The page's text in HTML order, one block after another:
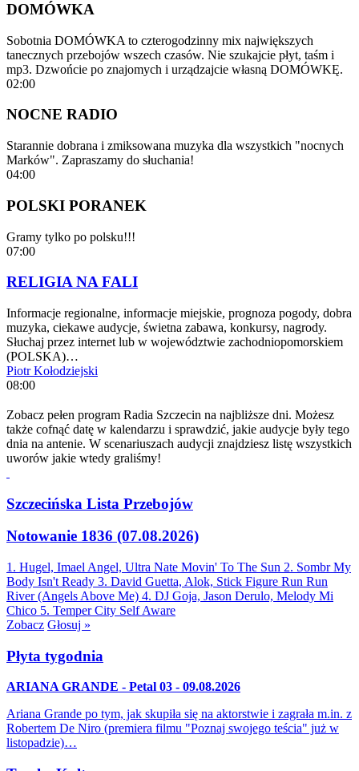
DOMÓWKA
Sobotnia DOMÓWKA to czterogodzinny mix największych
tanecznych przebojów wszech czasów. Nie szukajcie płyt, taśm i
mp3. Dzwońcie po znajomych i urządzajcie własną DOMÓWKĘ.
02:00
NOCNE RADIO
Starannie dobrana i zmiksowana muzyka dla wszystkich "nocnych
Marków". Zapraszamy do słuchania!
04:00
POLSKI PORANEK
Gramy tylko po polsku!!!
07:00
RELIGIA NA FALI
Informacje regionalne, informacje miejskie, prognoza pogody, dobra
muzyka, ciekawe audycje, świetna zabawa, konkursy, nagrody.
Słuchaj przez internet lub w województwie zachodniopomorskiem
(POLSKA)…
Piotr Kołodziejski
08:00
Zobacz pełen program Radia Szczecin na najbliższe dni. Możesz
także cofnąć datę w kalendarzu i sprawdzić, jakie audycje były tego
dnia na antenie. W scenariuszach audycji znajdziesz listę wszystkich
uworów jakie wtedy graliśmy!
Szczecińska Lista Przebojów
Notowanie 1836 (07.08.2026)
1. Hugel, Imael Angel, Ultra Nate Movin' To The Sun 2. Sombr My
Body Isn't Ready 3. David Guetta, Alok, Stick Figure Run Run
River (Angels Above Me) 4. DJ Goja, Jason Derulo, Melody Mi
Chico 5. Temper City Self Aware
Zobacz Głosuj »
Płyta tygodnia
ARIANA GRANDE - Petal 03 - 09.08.2026
Ariana Grande po tym, jak skupiła się na aktorstwie i zagrała m.in. z
Robertem De Niro (premiera filmu "Poznaj swojego teścia" już w
listopadzie)…